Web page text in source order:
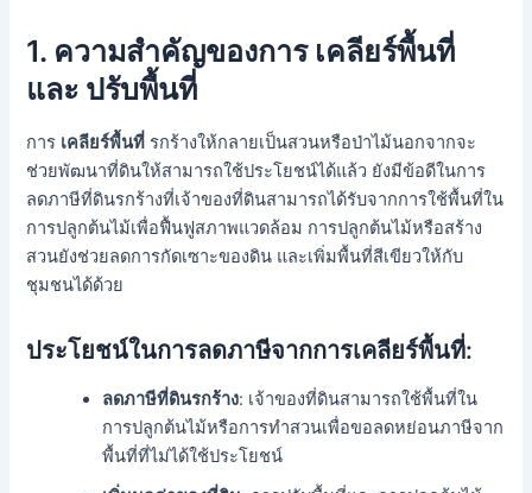
1. ความสำคัญของการ เคลียร์พื้นที่
และ ปรับพื้นที่
การ เคลียร์พื้นที่ รกร้างให้กลายเป็นสวนหรือป่าไม้นอกจากจะ
ช่วยพัฒนาที่ดินให้สามารถใช้ประโยชน์ได้แล้ว ยังมีข้อดีในการ
ลดภาษีที่ดินรกร้างที่เจ้าของที่ดินสามารถได้รับจากการใช้พื้นที่ใน
การปลูกต้นไม้เพื่อฟื้นฟูสภาพแวดล้อม การปลูกต้นไม้หรือสร้าง
สวนยังช่วยลดการกัดเซาะของดิน และเพิ่มพื้นที่สีเขียวให้กับ
ชุมชนได้ด้วย
ประโยชน์ในการลดภาษีจากการเคลียร์พื้นที่:
ลดภาษีที่ดินรกร้าง: เจ้าของที่ดินสามารถใช้พื้นที่ใน
การปลูกต้นไม้หรือการทำสวนเพื่อขอลดหย่อนภาษีจาก
พื้นที่ที่ไม่ได้ใช้ประโยชน์